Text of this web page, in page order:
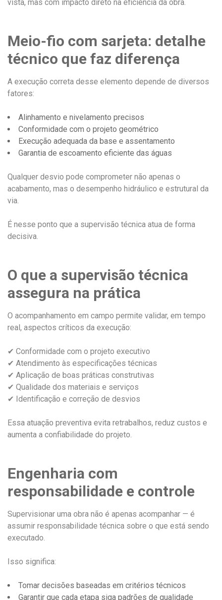
vista, mas com impacto direto na eficiência da obra.
Meio-fio com sarjeta: detalhe
técnico que faz diferença
A execução correta desse elemento depende de diversos
fatores:
Alinhamento e nivelamento precisos
Conformidade com o projeto geométrico
Execução adequada da base e assentamento
Garantia de escoamento eficiente das águas
Qualquer desvio pode comprometer não apenas o
acabamento, mas o desempenho hidráulico e estrutural da
via.
É nesse ponto que a supervisão técnica atua de forma
decisiva.
O que a supervisão técnica
assegura na prática
O acompanhamento em campo permite validar, em tempo
real, aspectos críticos da execução:
✔ Conformidade com o projeto executivo
✔ Atendimento às especificações técnicas
✔ Aplicação de boas práticas construtivas
✔ Qualidade dos materiais e serviços
✔ Identificação e correção de desvios
Essa atuação preventiva evita retrabalhos, reduz custos e
aumenta a confiabilidade do projeto.
Engenharia com
responsabilidade e controle
Supervisionar uma obra não é apenas acompanhar — é
assumir responsabilidade técnica sobre o que está sendo
executado.
Isso significa:
Tomar decisões baseadas em critérios técnicos
Garantir que cada etapa siga padrões de qualidade